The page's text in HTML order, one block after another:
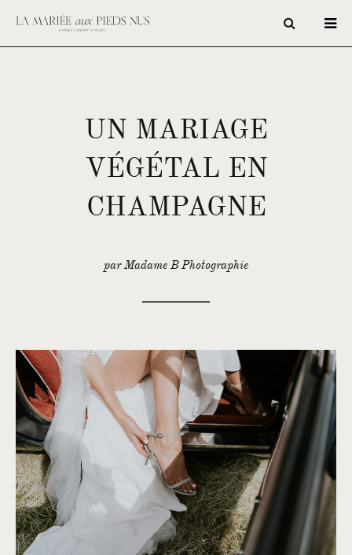
UN MARIAGE
VÉGÉTAL EN
CHAMPAGNE
par Madame B Photographie